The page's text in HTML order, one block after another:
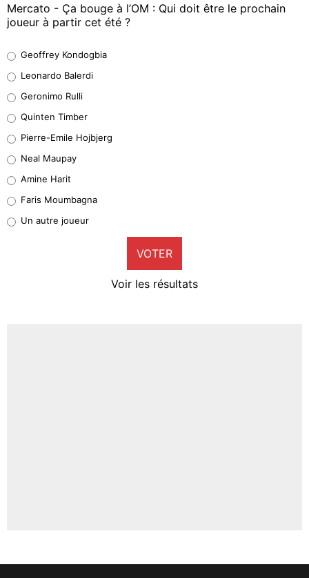
Mercato - Ça bouge à l’OM : Qui doit être le prochain
joueur à partir cet été ?
38%
32%
5%
1%
9%
Geoffrey Kondogbia
Leonardo Balerdi
Geronimo Rulli
Quinten Timber
Pierre-Emile Hojbjerg
Neal Maupay
Amine Harit
Faris Moumbagna
Un autre joueur
VOTER
Voir les résultats